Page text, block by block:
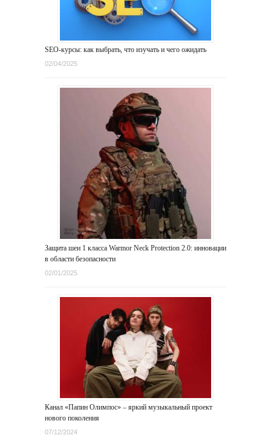
SEO-курсы: как выбрать, что изучать и чего ожидать
02/04/2025
Защита шеи 1 класса Warmor Neck Protection 2.0: инновации
в области безопасности
02/01/2025
Канал «Папин Олимпос» – яркий музыкальный проект
нового поколения
07/12/2024